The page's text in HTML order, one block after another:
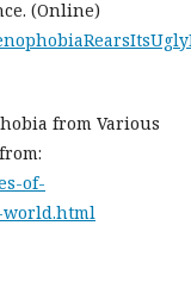
(Online)
from Various
of-
world.html